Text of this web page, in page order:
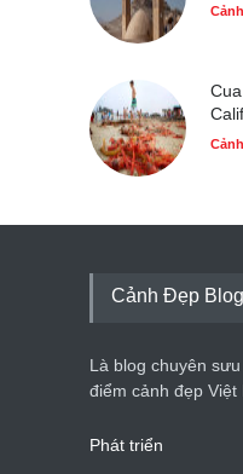
Cảnh Đẹp Blog
Là blog chuyên
điểm cảnh đẹp
Phát triển